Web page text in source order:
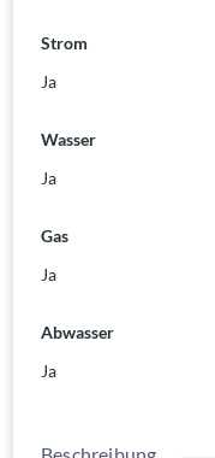
Strom
Ja
Wasser
Ja
Gas
Ja
Abwasser
Ja